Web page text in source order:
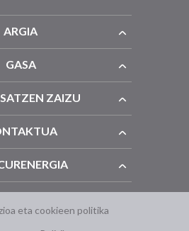
ARGIA
GASA
ZAIZU
eta cookieen politika